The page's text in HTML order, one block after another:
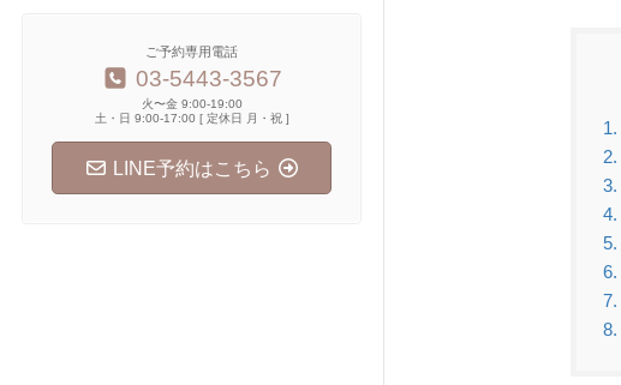
ご予約専用電話
03-5443-3567
火〜金 9:00-19:00
土・日 9:00-17:00 [ 定休日 月・祝 ]
LINE予約はこちら
1.
2.
3.
4.
5.
6.
7.
8.